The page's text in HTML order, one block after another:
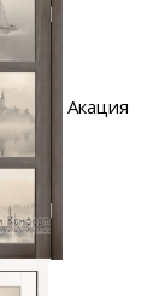
Акация